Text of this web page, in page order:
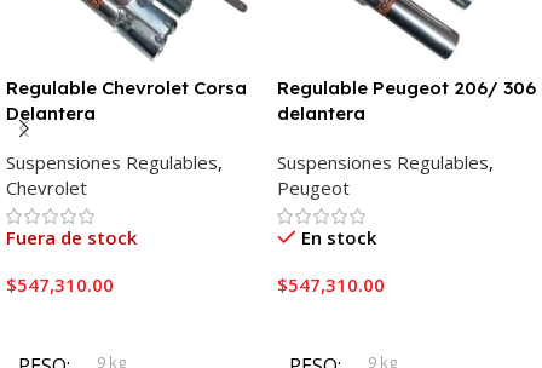
Regulable Chevrolet Corsa
Delantera
Suspensiones Regulables,
Chevrolet
Fuera de stock
$547,310.00
9 kg
Regulable Peugeot 206/ 306
delantera
Suspensiones Regulables,
Peugeot
En stock
$547,310.00
9 kg